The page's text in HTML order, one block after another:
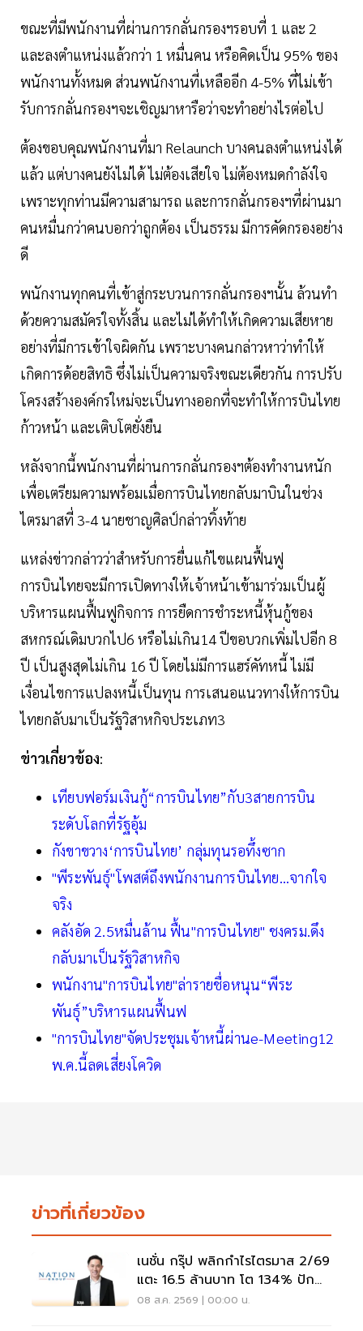
ขณะที่มีพนักงานที่ผ่านการกลั่นกรองฯรอบที่ 1 และ 2
และลงตำแหน่งแล้วกว่า 1 หมื่นคน หรือคิดเป็น 95% ของ
พนักงานทั้งหมด ส่วนพนักงานที่เหลืออีก 4-5% ที่ไม่เข้า
รับการกลั่นกรองฯจะเชิญมาหารือว่าจะทำอย่างไรต่อไป
ต้องขอบคุณพนักงานที่มา Relaunch บางคนลงตำแหน่งได้
แล้ว แต่บางคนยังไม่ได้ ไม่ต้องเสียใจ ไม่ต้องหมดกำลังใจ
เพราะทุกท่านมีความสามารถ และการกลั่นกรองฯที่ผ่านมา
คนหมื่นกว่าคนบอกว่าถูกต้อง เป็นธรรม มีการคัดกรองอย่าง
ดี
พนักงานทุกคนที่เข้าสู่กระบวนการกลั่นกรองฯนั้น ล้วนทำ
ด้วยความสมัครใจทั้งสิ้น และไม่ได้ทำให้เกิดความเสียหาย
อย่างที่มีการเข้าใจผิดกัน เพราะบางคนกล่าวหาว่าทำให้
เกิดการด้อยสิทธิ ซึ่งไม่เป็นความจริงขณะเดียวกัน การปรับ
โครงสร้างองค์กรใหม่จะเป็นทางออกที่จะทำให้การบินไทย
ก้าวหน้า และเติบโตยั่งยืน
หลังจากนี้พนักงานที่ผ่านการกลั่นกรองฯต้องทำงานหนัก
เพื่อเตรียมความพร้อมเมื่อการบินไทยกลับมาบินในช่วง
ไตรมาสที่ 3-4 นายชาญศิลป์กล่าวทิ้งท้าย
แหล่งข่าวกล่าวว่าสำหรับการยื่นแก้ไขแผนฟื้นฟู
การบินไทยจะมีการเปิดทางให้เจ้าหน้าเข้ามาร่วมเป็นผู้
บริหารแผนฟื้นฟูกิจการ การยืดการชำระหนี้หุ้นกู้ของ
สหกรณ์เดิมบวกไป6 หรือไม่เกิน14 ปีขอบวกเพิ่มไปอีก 8
ปี เป็นสูงสุดไม่เกิน 16 ปี โดยไม่มีการแฮร์คัทหนี้ ไม่มี
เงื่อนไขการแปลงหนี้เป็นทุน การเสนอแนวทางให้การบิน
ไทยกลับมาเป็นรัฐวิสาหกิจประเภท3
ข่าวเกี่ยวข้อง:
เทียบฟอร์มเงินกู้“การบินไทย”กับ3สายการบิน
ระดับโลกที่รัฐอุ้ม
กังขาขวาง‘การบินไทย’ กลุ่มทุนรอทึ้งซาก
"พีระพันธุ์"โพสต์ถึงพนักงานการบินไทย...จากใจ
จริง
คลังอัด 2.5หมื่นล้าน ฟื้น"การบินไทย" ชงครม.ดึง
กลับมาเป็นรัฐวิสาหกิจ
พนักงาน"การบินไทย"ล่ารายชื่อหนุน“พีระ
พันธุ์”บริหารแผนฟื้นฟ
"การบินไทย"จัดประชุมเจ้าหนี้ผ่านe-Meeting12
พ.ค.นี้ลดเสี่ยงโควิด
ข่าวที่เกี่ยวข้อง
เนชั่น กรุ๊ป พลิกกำไรไตรมาส 2/69
แตะ 16.5 ล้านบาท โต 134% ปัก
หมุดสู่ ‘มีเดียเทค’
08 ส.ค. 2569 | 00:00 น.